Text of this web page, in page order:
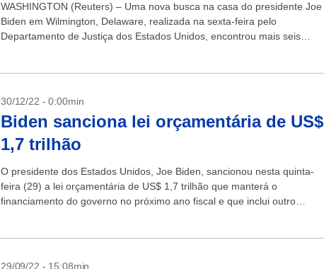
WASHINGTON (Reuters) – Uma nova busca na casa do presidente Joe
Biden em Wilmington, Delaware, realizada na sexta-feira pelo
Departamento de Justiça dos Estados Unidos, encontrou mais seis
30/12/22 - 0:00min
Biden sanciona lei orçamentária de US$
1,7 trilhão
O presidente dos Estados Unidos, Joe Biden, sancionou nesta quinta-
feira (29) a lei orçamentária de US$ 1,7 trilhão que manterá o
financiamento do governo no próximo ano fiscal e que inclui outro
29/09/22 - 15:08min